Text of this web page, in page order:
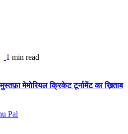
1 min read
मेमोरियल क्रिकेट टूर्नामेंट का ख़िताब
Pal